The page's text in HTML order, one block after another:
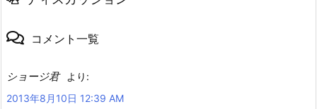
コメント一覧
ショージ君
より:
2013年8月10日 12:39 AM